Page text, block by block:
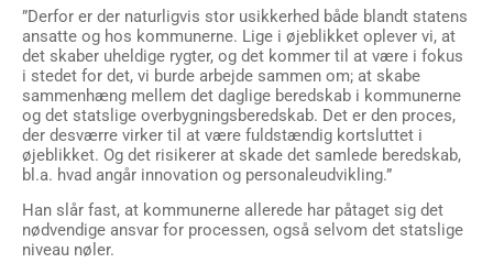
”Derfor er der naturligvis stor usikkerhed både blandt statens
ansatte og hos kommunerne. Lige i øjeblikket oplever vi, at
det skaber uheldige rygter, og det kommer til at være i fokus
i stedet for det, vi burde arbejde sammen om; at skabe
sammenhæng mellem det daglige beredskab i kommunerne
og det statslige overbygningsberedskab. Det er den proces,
der desværre virker til at være fuldstændig kortsluttet i
øjeblikket. Og det risikerer at skade det samlede beredskab,
bl.a. hvad angår innovation og personaleudvikling.”
Han slår fast, at kommunerne allerede har påtaget sig det
nødvendige ansvar for processen, også selvom det statslige
niveau nøler.